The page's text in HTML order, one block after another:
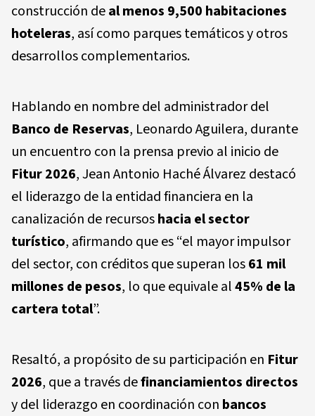
construcción deal menos 9,500 habitaciones
hoteleras, así como parques temáticos y otros
desarrollos complementarios.
Hablando en nombre del administrador del
Banco de Reservas, Leonardo Aguilera, durante
un encuentro con la prensa previo al inicio de
Fitur 2026, Jean Antonio Haché Álvarez destacó
el liderazgo de la entidad financiera en la
canalización de recursoshacia el sector
turístico, afirmando que es “el mayor impulsor
del sector, con créditos que superan los61 mil
millones de pesos, lo que equivale al45% de la
cartera total”.
Resaltó, a propósito de su participación en Fitur
2026, que a través definanciamientos directos
y del liderazgo en coordinación con bancos